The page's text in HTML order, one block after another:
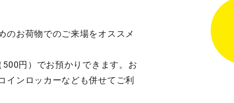
のお荷物でのご来場をオススメ
円）でお預かりできます。お
インロッカーなども併せてご利